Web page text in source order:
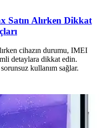
Satın Alırken Dikkat
cihazın durumu, IMEI
detaylara dikkat edin.
kullanım sağlar.